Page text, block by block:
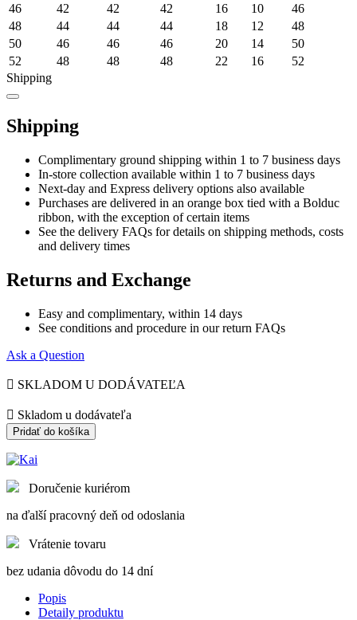
46
42 42 42 16 10
46
48
44 44 44 18 12
48
50
46 46 46 20 14
50
52
48 48 48 22 16
52
Shipping
Shipping
Complimentary ground shipping within 1 to 7 business days
In-store collection available within 1 to 7 business days
Next-day and Express delivery options also available
Purchases are delivered in an orange box tied with a Bolduc
ribbon, with the exception of certain items
See the delivery FAQs for details on shipping methods, costs
and delivery times
Returns and Exchange
Easy and complimentary, within 14 days
See conditions and procedure in our return FAQs
Ask a Question
 SKLADOM U DODÁVATEĽA
 Skladom u dodávateľa
Pridať do košíka
Doručenie kuriérom
na ďalší pracovný deň od odoslania
Vrátenie tovaru
bez udania dôvodu do 14 dní
Popis
Detaily produktu